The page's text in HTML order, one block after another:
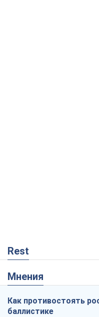
Rest
Мнения
Как противостоять
баллистике